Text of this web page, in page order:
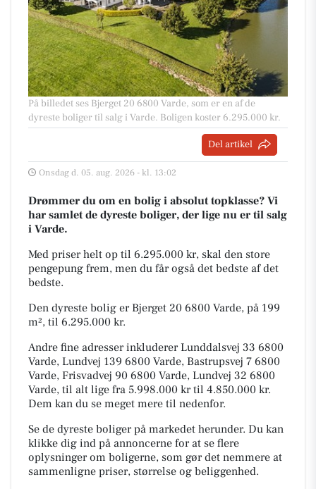
På billedet ses Bjerget 20 6800 Varde, som er en af de
dyreste boliger til salg i Varde. Boligen koster 6.295.000 kr.
Del artikel
Onsdag d. 05. aug. 2026 - kl. 13:02
Drømmer du om en bolig i absolut topklasse? Vi
har samlet de dyreste boliger, der lige nu er til salg
i Varde.
Med priser helt op til 6.295.000 kr, skal den store
pengepung frem, men du får også det bedste af det
bedste.
Den dyreste bolig er Bjerget 20 6800 Varde, på 199
m², til 6.295.000 kr.
Andre fine adresser inkluderer Lunddalsvej 33 6800
Varde, Lundvej 139 6800 Varde, Bastrupsvej 7 6800
Varde, Frisvadvej 90 6800 Varde, Lundvej 32 6800
Varde, til alt lige fra 5.998.000 kr til 4.850.000 kr.
Dem kan du se meget mere til nedenfor.
Se de dyreste boliger på markedet herunder. Du kan
klikke dig ind på annoncerne for at se flere
oplysninger om boligerne, som gør det nemmere at
sammenligne priser, størrelse og beliggenhed.